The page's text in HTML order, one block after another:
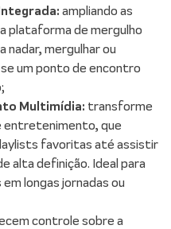
ampliando as
plataforma de mergulho
nadar, mergulhar ou
um ponto de encontro
Multimídia: transforme
entretenimento, que
favoritas até assistir
alta definição. Ideal para
longas jornadas ou
controle sobre a